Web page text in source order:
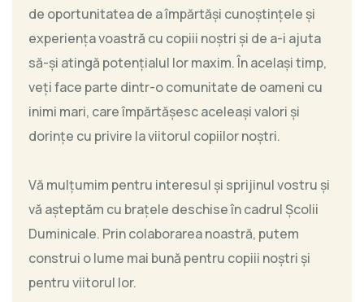
de oportunitatea de a împărtăși cunoștințele și
experiența voastră cu copiii noștri și de a-i ajuta
să-și atingă potențialul lor maxim. În același timp,
veți face parte dintr-o comunitate de oameni cu
inimi mari, care împărtășesc aceleași valori și
dorințe cu privire la viitorul copiilor noștri.
Vă mulțumim pentru interesul și sprijinul vostru și
vă așteptăm cu brațele deschise în cadrul Școlii
Duminicale. Prin colaborarea noastră, putem
construi o lume mai bună pentru copiii noștri și
pentru viitorul lor.